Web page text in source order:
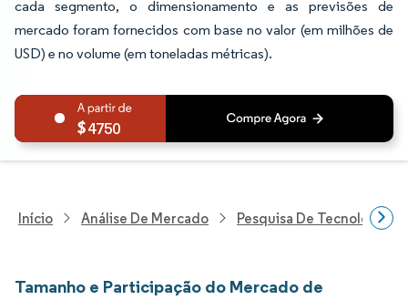
cada segmento, o dimensionamento e as previsões de
mercado foram fornecidos com base no valor (em milhões de
USD) e no volume (em toneladas métricas).
4750
Início Análise De Mercado Pesquisa De Tecnologia,
Tamanho e Participação do Mercado de